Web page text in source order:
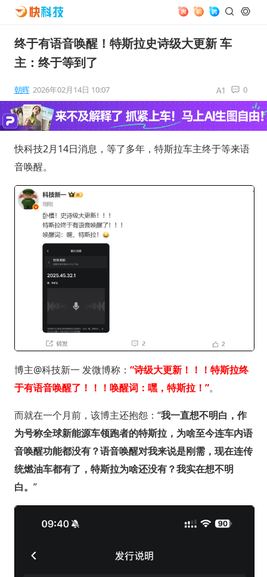
终于有语音唤醒！特斯拉史诗级大更新 车
主：终于等到了
朝晖 2026年02月14日 10:07 0
快科技2月14日消息，等了多年，特斯拉车主终于等来语
音唤醒。
博主@科技新一 发微博称： “诗级大更新！！！特斯拉终
于有语音唤醒了！！！唤醒词：嘿，特斯拉！”。
而就在一个月前，该博主还抱怨：“我一直想不明白，作
为号称全球新能源车领跑者的特斯拉，为啥至今连车内语
音唤醒功能都没有？语音唤醒对我来说是刚需，现在连传
统燃油车都有了，特斯拉为啥还没有？我实在想不明
白。 ”